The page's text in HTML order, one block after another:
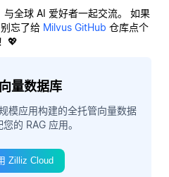
与全球 AI 爱好者一起交流。 如果
忘了给 Milvus GitHub 仓库点个
💖
量数据库
模应用构建的全托管向量数据
的 RAG 应用。
Zilliz Cloud